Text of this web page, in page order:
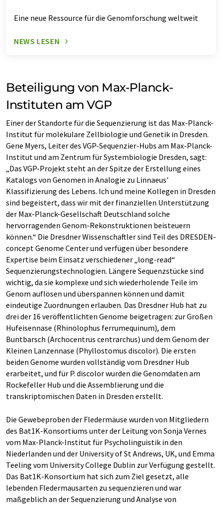
Eine neue Ressource für die Genomforschung weltweit
NEWS LESEN
Beteiligung von Max-Planck-
Instituten am VGP
Einer der Standorte für die Sequenzierung ist das Max-Planck-
Institut für molekulare Zellbiologie und Genetik in Dresden.
Gene Myers, Leiter des VGP-Sequenzier-Hubs am Max-Planck-
Institut und am Zentrum für Systembiologie Dresden, sagt:
„Das VGP-Projekt steht an der Spitze der Erstellung eines
Katalogs von Genomen in Analogie zu Linnaeus'
Klassifizierung des Lebens. Ich und meine Kollegen in Dresden
sind begeistert, dass wir mit der finanziellen Unterstützung
der Max-Planck-Gesellschaft Deutschland solche
hervorragenden Genom-Rekonstruktionen beisteuern
können.“ Die Dresdner Wissenschaftler sind Teil des DRESDEN-
concept Genome Center und verfügen über besondere
Expertise beim Einsatz verschiedener „long-read“
Sequenzierungstechnologien. Längere Sequenzstücke sind
wichtig, da sie komplexe und sich wiederholende Teile im
Genom auflösen und überspannen können und damit
eindeutige Zuordnungen erlauben. Das Dresdner Hub hat zu
drei der 16 veröffentlichten Genome beigetragen: zur Großen
Hufeisennase (Rhinolophus ferrumequinum), dem
Buntbarsch (Archocentrus centrarchus) und dem Genom der
Kleinen Lanzennase (Phyllostomus discolor). Die ersten
beiden Genome wurden vollständig vom Dresdner Hub
erarbeitet, und für P. discolor wurden die Genomdaten am
Rockefeller Hub und die Assemblierung und die
transkriptomischen Daten in Dresden erstellt.
Die Gewebeproben der Fledermäuse wurden von Mitgliedern
des Bat1K-Konsortiums unter der Leitung von Sonja Vernes
vom Max-Planck-Institut für Psycholinguistik in den
Niederlanden und der University of St Andrews, UK, und Emma
Teeling vom University College Dublin zur Verfügung gestellt.
Das Bat1K-Konsortium hat sich zum Ziel gesetzt, alle
lebenden Fledermausarten zu sequenzieren und war
maßgeblich an der Sequenzierung und Analyse von